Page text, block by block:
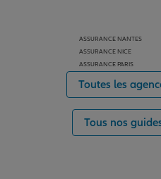
ASSURANCE NANTES
ASSURANCE NICE
ASSURANCE PARIS
Toutes les
Tous nos